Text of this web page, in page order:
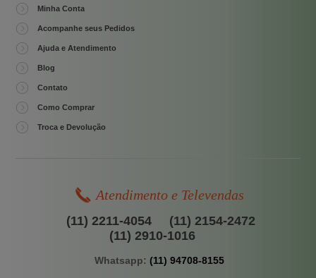
Minha Conta
Acompanhe seus Pedidos
Ajuda e Atendimento
Blog
Contato
Como Comprar
Troca e Devolução
Atendimento e Televendas
(11) 2211-4054
(11) 2154-2472
(11) 2910-1016
Whatsapp: (11) 94708-8155